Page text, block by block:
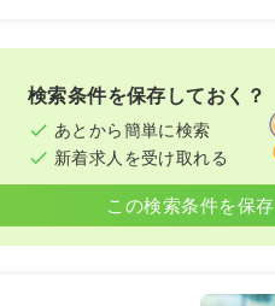
検索条件を保存しておく？
あとから簡単に検索
新着求人を受け取れる
この検索条件を保存